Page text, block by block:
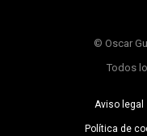
© Oscar
Todos
Aviso legal
Política de